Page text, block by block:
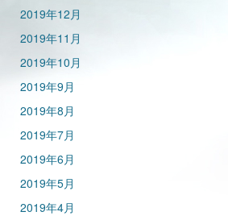
2019年12月
2019年11月
2019年10月
2019年9月
2019年8月
2019年7月
2019年6月
2019年5月
2019年4月